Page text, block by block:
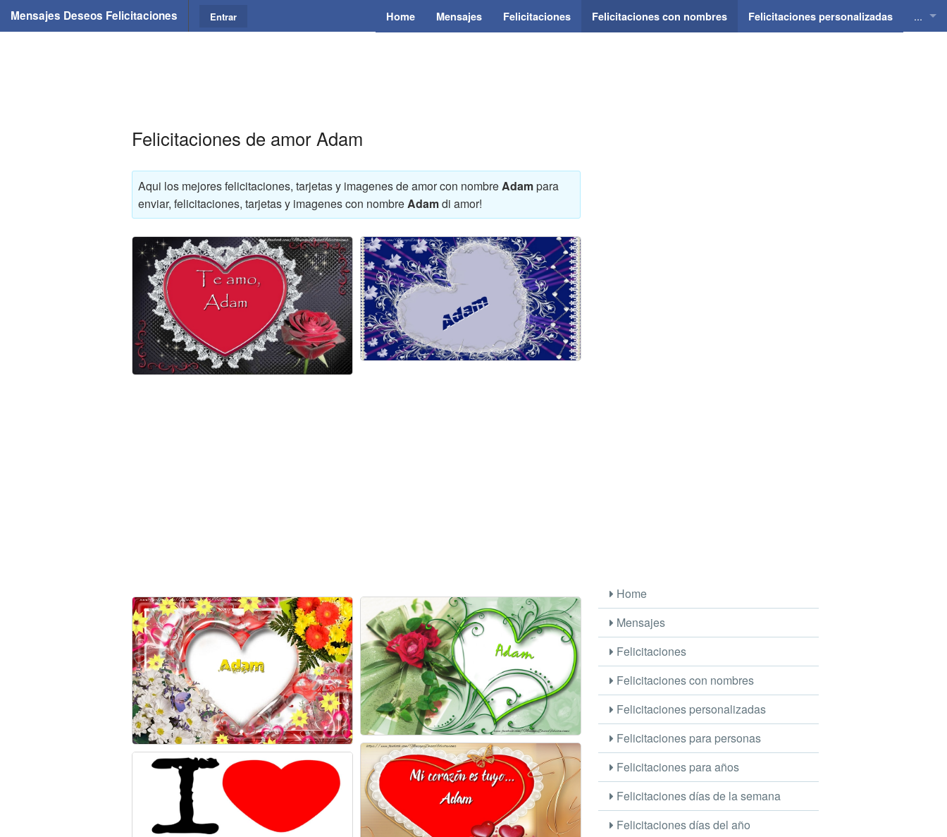
Mensajes Deseos Felicitaciones Home Mensajes Felicitaciones Felicitaciones con nombres Felicitaciones personalizadas ...
Entrar
Felicitaciones de amor Adam
Aqui los mejores felicitaciones, tarjetas y imagenes de amor con nombre Adampara
enviar, felicitaciones, tarjetas y imagenes con nombre Adamdi amor!
Home
Mensajes
Felicitaciones
Felicitaciones con nombres
Felicitaciones personalizadas
Felicitaciones para personas
Felicitaciones para años
Felicitaciones días de la semana
Felicitaciones días del año